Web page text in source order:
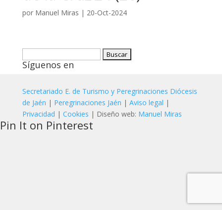
por Manuel Miras | 20-Oct-2024
Síguenos en
Secretariado E. de Turismo y Peregrinaciones Diócesis
de Jaén | Peregrinaciones Jaén | Aviso legal |
Privacidad | Cookies | Diseño web: Manuel Miras
Pin It on Pinterest